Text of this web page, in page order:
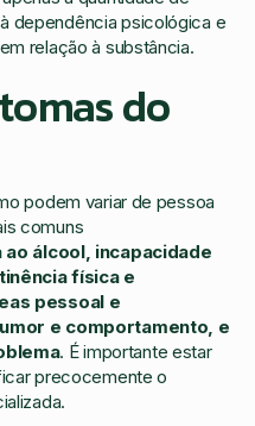
dependência psicológica e
relação à substância.
do
podem variar de pessoa
comuns
álcool, incapacidade
física e
pessoal e
e comportamento, e
. É importante estar
precocemente o